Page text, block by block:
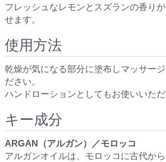
フレッシュなレモンとスズランの香り
せます。
使用方法
乾燥が気になる部分に塗布しマッサー
ださい。
ハンドローションとしてもお使いいただ
キー成分
ARGAN（アルガン）／モロッコ
アルガンオイルは、モロッコに古代か